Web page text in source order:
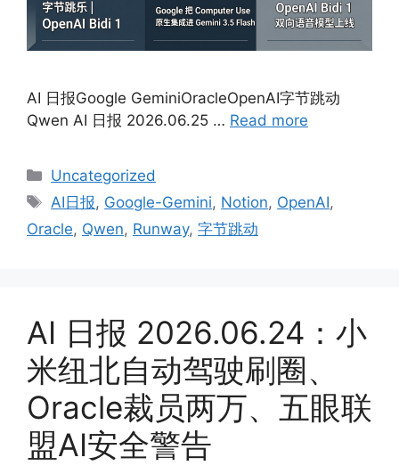
AI 日报Google GeminiOracleOpenAI字节跳动
Qwen AI 日报 2026.06.25 … Read more
Categories
Uncategorized
Tags
AI日报, Google-Gemini, Notion, OpenAI,
Oracle, Qwen, Runway, 字节跳动
AI 日报 2026.06.24：小
米纽北自动驾驶刷圈、
Oracle裁员两万、五眼联
盟AI安全警告